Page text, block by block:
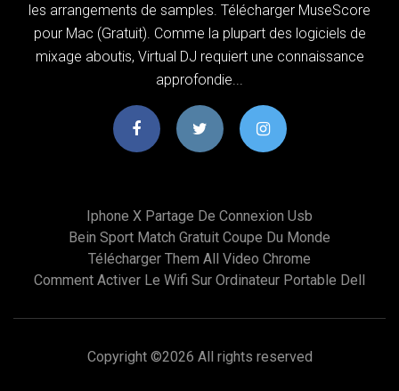
les arrangements de samples. Télécharger MuseScore
pour Mac (Gratuit). Comme la plupart des logiciels de
mixage aboutis, Virtual DJ requiert une connaissance
approfondie...
Iphone X Partage De Connexion Usb
Bein Sport Match Gratuit Coupe Du Monde
Télécharger Them All Video Chrome
Comment Activer Le Wifi Sur Ordinateur Portable Dell
Copyright ©2026 All rights reserved